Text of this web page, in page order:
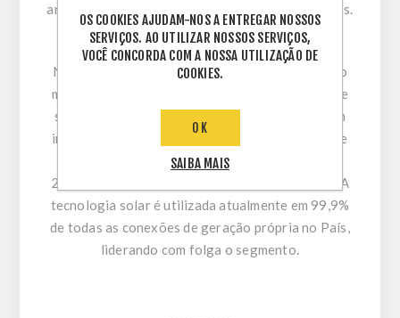
arrecadação de R$ 8,1 bilhões aos cofres públicos.
No segmento de geração própria de energia, são
mais de 10,03 GW de potência instalada da fonte
solar. Isso equivale a mais de R$ 52,4 bilhões em
investimentos, R$ 13,6 bilhões em arrecadação e
mais de 300 mil empregos acumulados desde
2012, espalhados pelas cinco regiões do Brasil. A
tecnologia solar é utilizada atualmente em 99,9%
de todas as conexões de geração própria no País,
liderando com folga o segmento.
OS COOKIES AJUDAM-NOS A ENTREGAR NOSSOS
SERVIÇOS. AO UTILIZAR NOSSOS SERVIÇOS,
VOCÊ CONCORDA COM A NOSSA UTILIZAÇÃO DE
COOKIES.
OK
SAIBA MAIS